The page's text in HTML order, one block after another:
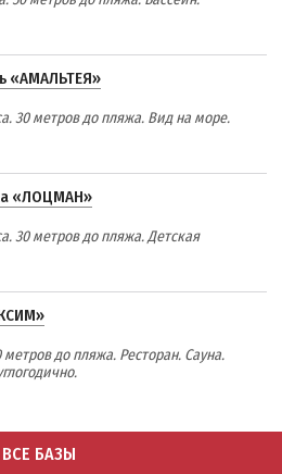
«АМАЛЬТЕЯ»
30 метров до пляжа. Вид на море.
«ЛОЦМАН»
30 метров до пляжа. Детская
метров до пляжа. Ресторан. Сауна.
ВСЕ БАЗЫ